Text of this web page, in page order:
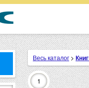
Весь каталог >
1